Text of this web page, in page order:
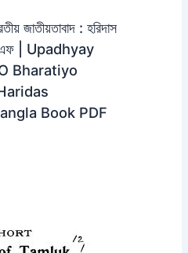
জাতীয়তাবাদ : হরিদাস
| Upadhyay
Bharatiyo
Book PDF